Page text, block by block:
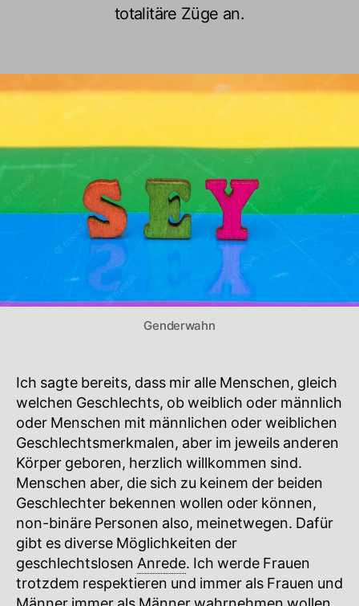
totalitäre Züge an.
Genderwahn
Ich sagte bereits, dass mir alle Menschen, gleich
welchen Geschlechts, ob weiblich oder männlich
oder Menschen mit männlichen oder weiblichen
Geschlechtsmerkmalen, aber im jeweils anderen
Körper geboren, herzlich willkommen sind.
Menschen aber, die sich zu keinem der beiden
Geschlechter bekennen wollen oder können,
non-binäre Personen also, meinetwegen. Dafür
gibt es diverse Möglichkeiten der
geschlechtslosen Anrede. Ich werde Frauen
trotzdem respektieren und immer als Frauen und